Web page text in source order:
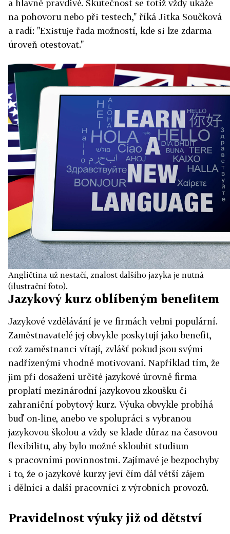
a hlavně pravdivě. Skutečnost se totiž vždy ukáže
na pohovoru nebo při testech," říká Jitka Součková
a radí: "Existuje řada možností, kde si lze zdarma
úroveň otestovat."
Angličtina už nestačí, znalost dalšího jazyka je nutná
(ilustrační foto).
Jazykový kurz oblíbeným benefitem
Jazykové vzdělávání je ve firmách velmi populární.
Zaměstnavatelé jej obvykle poskytují jako benefit,
což zaměstnanci vítají, zvlášť pokud jsou svými
nadřízenými vhodně motivovaní. Například tím, že
jim při dosažení určité jazykové úrovně firma
proplatí mezinárodní jazykovou zkoušku či
zahraniční pobytový kurz. Výuka obvykle probíhá
buď on-line, anebo ve spolupráci s vybranou
jazykovou školou a vždy se klade důraz na časovou
flexibilitu, aby bylo možné skloubit studium
s pracovními povinnostmi. Zajímavé je bezpochyby
i to, že o jazykové kurzy jeví čím dál větší zájem
i dělníci a další pracovníci z výrobních provozů.
Pravidelnost výuky již od dětství